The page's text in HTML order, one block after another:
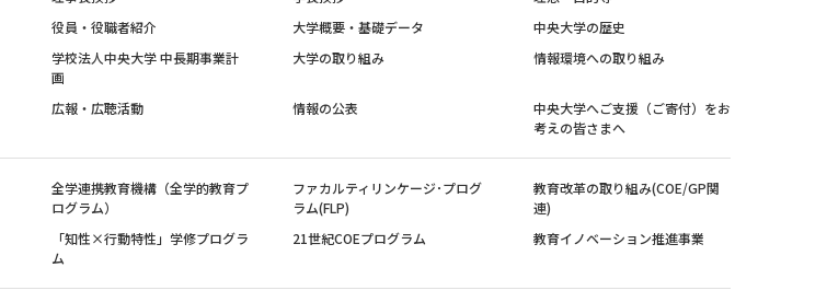
役員・役職者紹介
大学概要・基礎データ
中央大学の歴史
学校法人中央大学 中長期事業計
画
大学の取り組み 情報環境への取り組み
広報・広聴活動 情報の公表
中央大学へご支援（ご寄付）をお
考えの皆さまへ
全学連携教育機構（全学的教育プ
ログラム）
ファカルティリンケージ･プログ
ラム(FLP)
教育改革の取り組み(COE/GP関
連)
「知性×行動特性」学修プログラ
ム
21世紀COEプログラム 教育イノベーション推進事業